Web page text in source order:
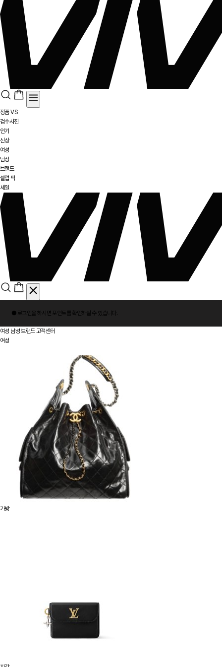
정품 VS
검수사진
인기
신상
여성
남성
브랜드
셀럽 픽
세일
그
인
● 로그인을 하시면 포인트 를 확인하실 수 있습니다.
여성 남성 브랜드 고객센터
여성
가방